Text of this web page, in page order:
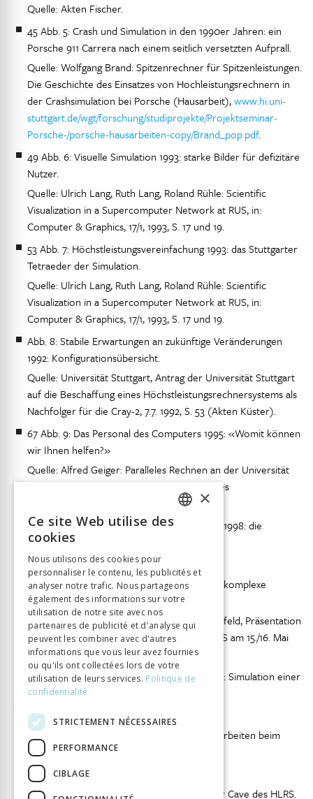
Quelle: Akten Fischer.
45 Abb. 5: Crash und Simulation in den 1990er Jahren: ein
Porsche 911 Carrera nach einem seitlich versetzten Aufprall.
Quelle: Wolfgang Brand: Spitzenrechner für Spitzenleistungen.
Die Geschichte des Einsatzes von Hochleistungsrechnern in
der Crashsimulation bei Porsche (Hausarbeit),www.hi.uni-
stuttgart.de/wgt/forschung/studiprojekte/Projektseminar-
Porsche-/porsche-hausarbeiten-copy/Brand_pop.pdf.
49 Abb. 6: Visuelle Simulation 1993: starke Bilder für defizitäre
Nutzer.
Quelle: Ulrich Lang, Ruth Lang, Roland Rühle: Scientific
Visualization in a Supercomputer Network at RUS, in:
Computer & Graphics, 17/1, 1993, S. 17 und 19.
53 Abb. 7: Höchstleistungsvereinfachung 1993: das Stuttgarter
Tetraeder der Simulation.
Quelle: Ulrich Lang, Ruth Lang, Roland Rühle: Scientific
Visualization in a Supercomputer Network at RUS, in:
Computer & Graphics, 17/1, 1993, S. 17 und 19.
Abb. 8: Stabile Erwartungen an zukünftige Veränderungen
1992: Konfigurationsübersicht.
Quelle: Universität Stuttgart, Antrag der Universität Stuttgart
auf die Beschaffung eines Höchstleistungsrechnersystems als
Nachfolger für die Cray-2, 7.7. 1992, S. 53 (Akten Küster).
67 Abb. 9: Das Personal des Computers 1995: «Womit können
wir Ihnen helfen?»
Quelle: Alfred Geiger: Paralleles Rechnen an der Universität
Stuttgart, in: BI. Informationen für Nutzer des
Rechenzentrums, Nr. 1/2, Februar 1995, S. 6.
96 Abb. 10: Armageddon im Metacomputing 1998: die
Simulation eines Kometeneinschlags.
Quelle: HLRS (Uwe Wössner).
100 Abb. 11: hww, HLRS und RUS 2000: eine komplexe
Struktur, die erstaunlich gut funktioniert.
Quelle: Roland Rühle, Das HLRS und sein Umfeld, Präsentation
gehalten im Rahmen der Evaluation des HLRS am 15./16. Mai
2000, S. 21 (Akten Küster).
111 Abb. 12: Demonstrative Transparenz 2003: Simulation einer
«Zentralen Einrichtung».
Quelle: HLRS (Uwe Wössner, Archiv Resch).
114 Abb. 13: Unboxing 2020: konzentriertes Arbeiten beim
Aufbau der HAWK.
Quelle: Videostill, Ben Derzian für das HLRS.
121 Abb. 14: Einsichten von Innen: User in der Cave des HLRS.
ITALIAN
×
Ce site Web utilise des
cookies
Nous utilisons des cookies pour
personnaliser le contenu, les publicités et
analyser notre trafic. Nous partageons
également des informations sur votre
utilisation de notre site avec nos
partenaires de publicité et d'analyse qui
peuvent les combiner avec d'autres
informations que vous leur avez fournies
ou qu'ils ont collectées lors de votre
utilisation de leurs services. Politique de
confidentialité
STRICTEMENT NÉCESSAIRES
PERFORMANCE
CIBLAGE